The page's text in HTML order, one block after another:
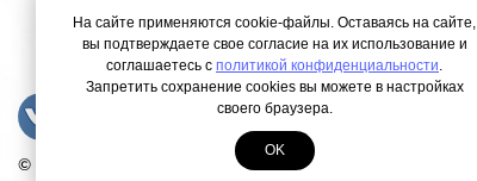
© Copyright 2000-2026. Все права защищены.
На сайте применяются cookie-файлы. Оставаясь на сайте,
вы подтверждаете свое согласие на их использование и
соглашаетесь с политикой конфиденциальности.
Запретить сохранение cookies вы можете в настройках
своего браузера.
OK